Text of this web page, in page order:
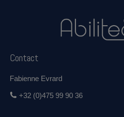
Contact
Fabienne Evrard
+32 (0)475 99 90 36